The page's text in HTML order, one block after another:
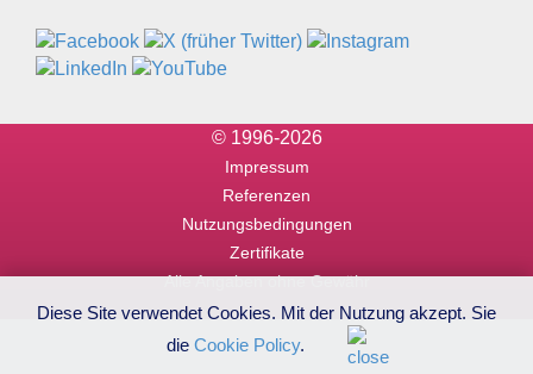
© 1996-2026
Impressum
Referenzen
Nutzungsbedingungen
Zertifikate
Alle Angaben ohne Gewähr
Diese Site verwendet Cookies. Mit der Nutzung akzept. Sie
die Cookie Policy.